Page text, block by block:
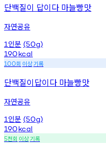
단백질이 답이다 마늘빵맛
자연공유
1 인분 (50g)
190kcal
100회 이상기록
단백질이답이다 마늘빵맛
자연공유
1 인분 (50g)
190kcal
5천회 이상기록